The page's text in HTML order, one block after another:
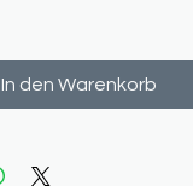
In den Warenkorb